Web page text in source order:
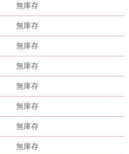
無庫存
無庫存
無庫存
無庫存
無庫存
無庫存
無庫存
無庫存